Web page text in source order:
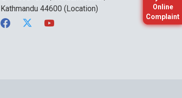
Online
Complaint
Kathmandu 44600 (Location)